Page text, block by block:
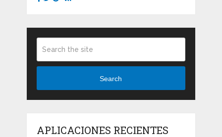
Search
APLICACIONES RECIENTES